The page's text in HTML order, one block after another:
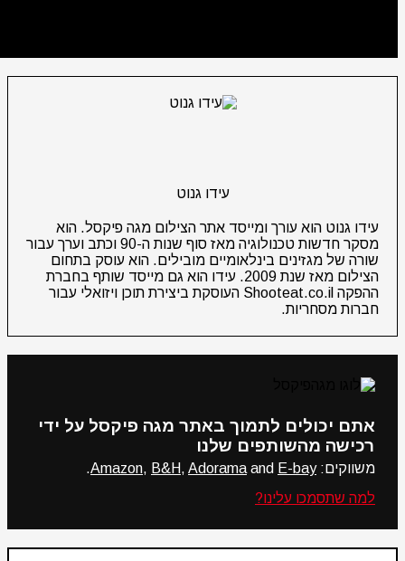
עידו גנוט
עידו גנוט הוא עורך ומייסד אתר הצילום מגה פיקסל. הוא
מסקר חדשות טכנולוגיה מאז סוף שנות ה-90 וכתב וערך עבור
שורה של מגזינים בינלאומיים מובילים. הוא עוסק בתחום
הצילום מאז שנת 2009. עידו הוא גם מייסד שותף בחברת
ההפקה Shooteat.co.il העוסקת ביצירת תוכן ויזואלי עבור
חברות מסחריות.
אתם יכולים לתמוך באתר מגה פיקסל על ידי
רכישה מהשותפים שלנו
משווקים: Amazon, B&H, Adorama and E-bay
.
למה שתסמכו עלינו?